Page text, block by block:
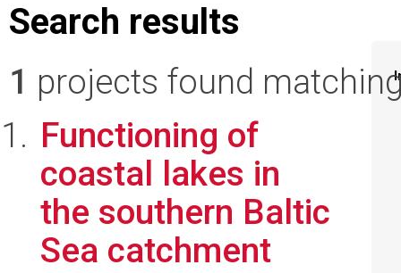
Search results
1 projects found
Functioning of
coastal lakes in
the southern Baltic
Sea catchment